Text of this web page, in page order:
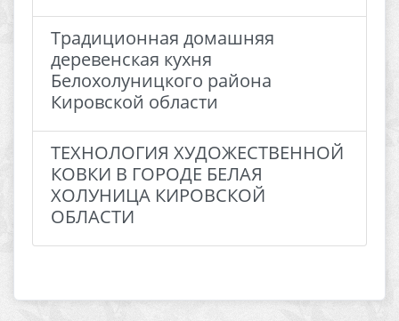
Традиционная домашняя
деревенская кухня
Белохолуницкого района
Кировской области
ТЕХНОЛОГИЯ ХУДОЖЕСТВЕННОЙ
КОВКИ В ГОРОДЕ БЕЛАЯ
ХОЛУНИЦА КИРОВСКОЙ
ОБЛАСТИ